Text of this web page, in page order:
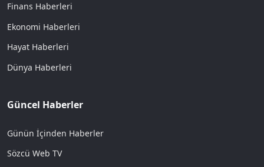
Finans Haberleri
Ekonomi Haberleri
Hayat Haberleri
Dünya Haberleri
Güncel Haberler
Günün İçinden Haberler
Sözcü Web TV